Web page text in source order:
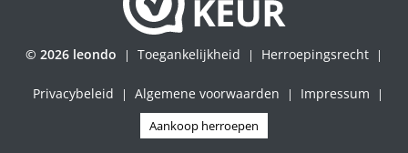
© 2026 leondo | Toegankelijkheid | Herroepingsrecht |
Privacybeleid | Algemene voorwaarden | Impressum
|
Aankoop herroepen